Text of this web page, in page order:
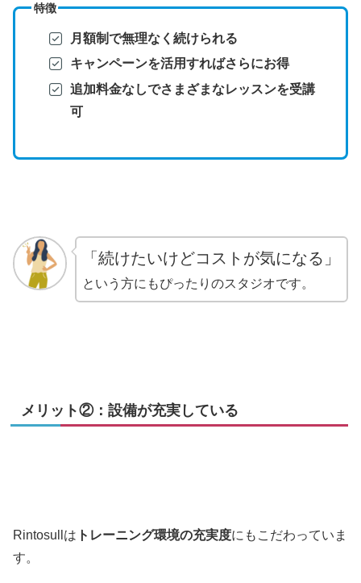
特徴
月額制で無理なく続けられる
キャンペーンを活用すればさらにお得
追加料金なしでさまざまなレッスンを受講
可
「続けたいけどコストが気になる」
という方にもぴったりのスタジオです。
メリット②：設備が充実している
Rintosullは トレーニング環境の充実度にもこだわっていま
す。